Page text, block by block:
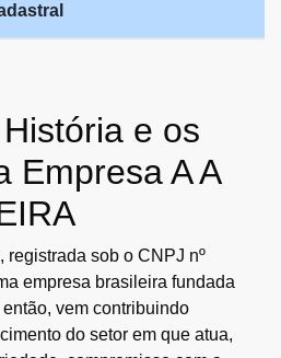
e os
Empresa A A
, registrada sob o CNPJ nº
empresa brasileira fundada
então, vem contribuindo
do setor em que atua,